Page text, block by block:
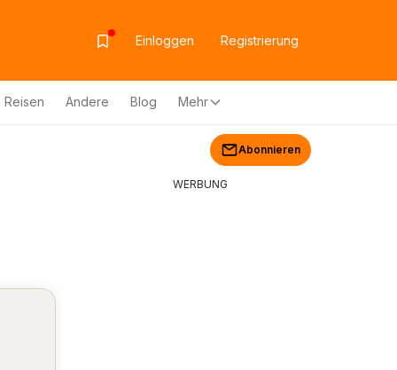
Einloggen Registrierung
Reisen Andere Blog Mehr
Abonnieren
WERBUNG